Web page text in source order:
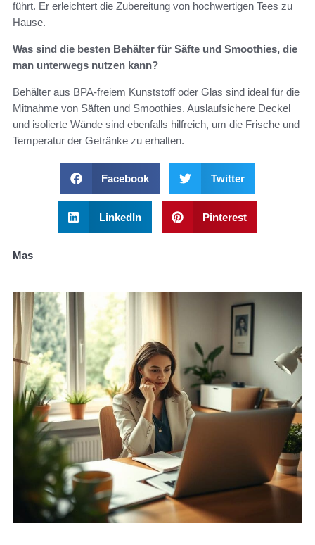
führt. Er erleichtert die Zubereitung von hochwertigen Tees zu
Hause.
Was sind die besten Behälter für Säfte und Smoothies, die
man unterwegs nutzen kann?
Behälter aus BPA-freiem Kunststoff oder Glas sind ideal für die
Mitnahme von Säften und Smoothies. Auslaufsichere Deckel
und isolierte Wände sind ebenfalls hilfreich, um die Frische und
Temperatur der Getränke zu erhalten.
Facebook Twitter
LinkedIn Pinterest
Mas